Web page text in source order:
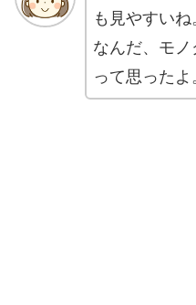
も見やすいね
なんだ、モノ
って思ったよ